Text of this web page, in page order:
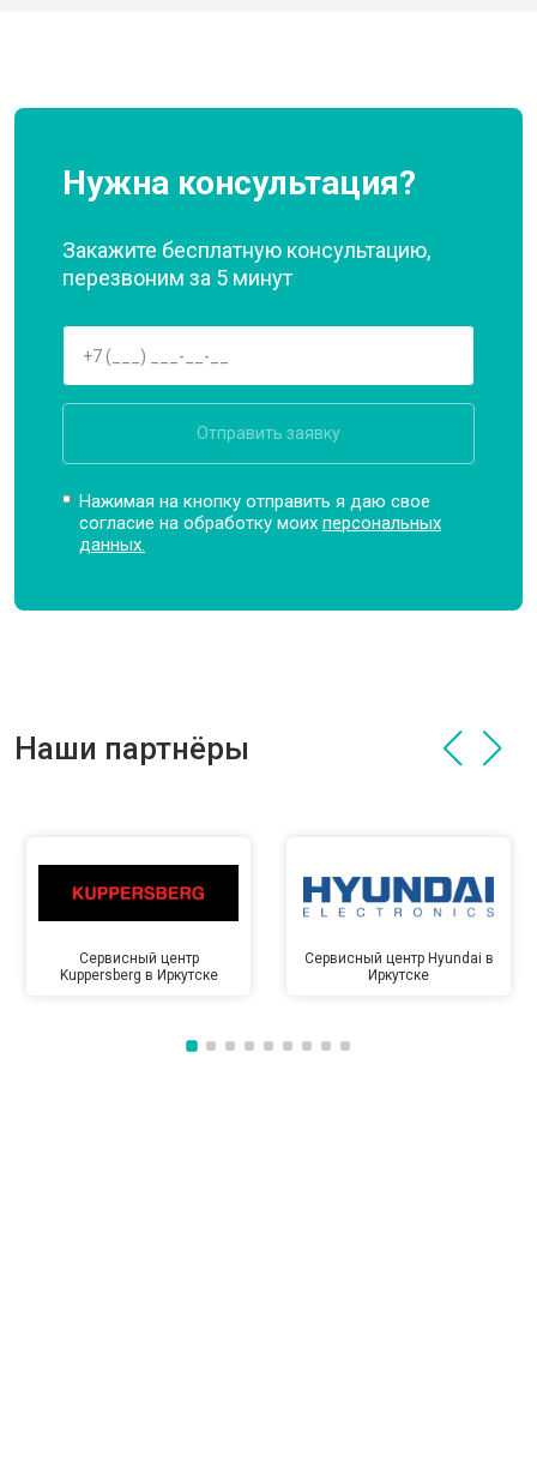
Нужна консультация?
Закажите бесплатную консультацию,
перезвоним за 5 минут
Отправить заявку
Нажимая на кнопку отправить я даю свое
согласие на обработку моихперсональных
данных.
Наши партнёры
Сервисный центр
Kuppersberg в Иркутске
Сервисный центр Hyundai в
Иркутске